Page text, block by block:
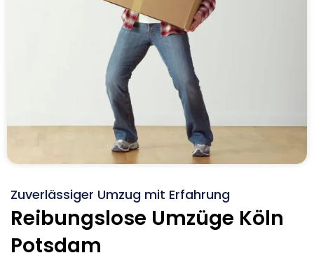
Zuverlässiger Umzug mit Erfahrung
Reibungslose Umzüge Köln
Potsdam